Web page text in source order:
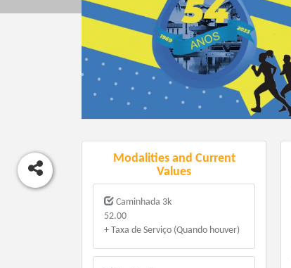
Modalities and Current
Values
Caminhada 3k
52.00
+ Taxa de Serviço (Quando houver)